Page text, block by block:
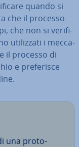
quando si
che il processo
che non si ve­ri­fi­
uti­liz­za­ti i mec­ca­
il processo di
e pre­fe­ri­sce
una proto-